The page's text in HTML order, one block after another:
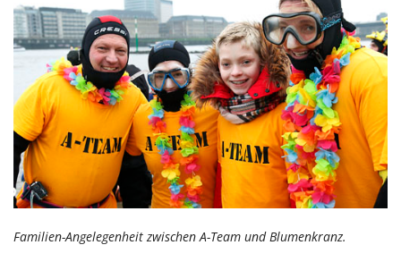
Familien-Angelegenheit zwischen A-Team und Blumenkranz.